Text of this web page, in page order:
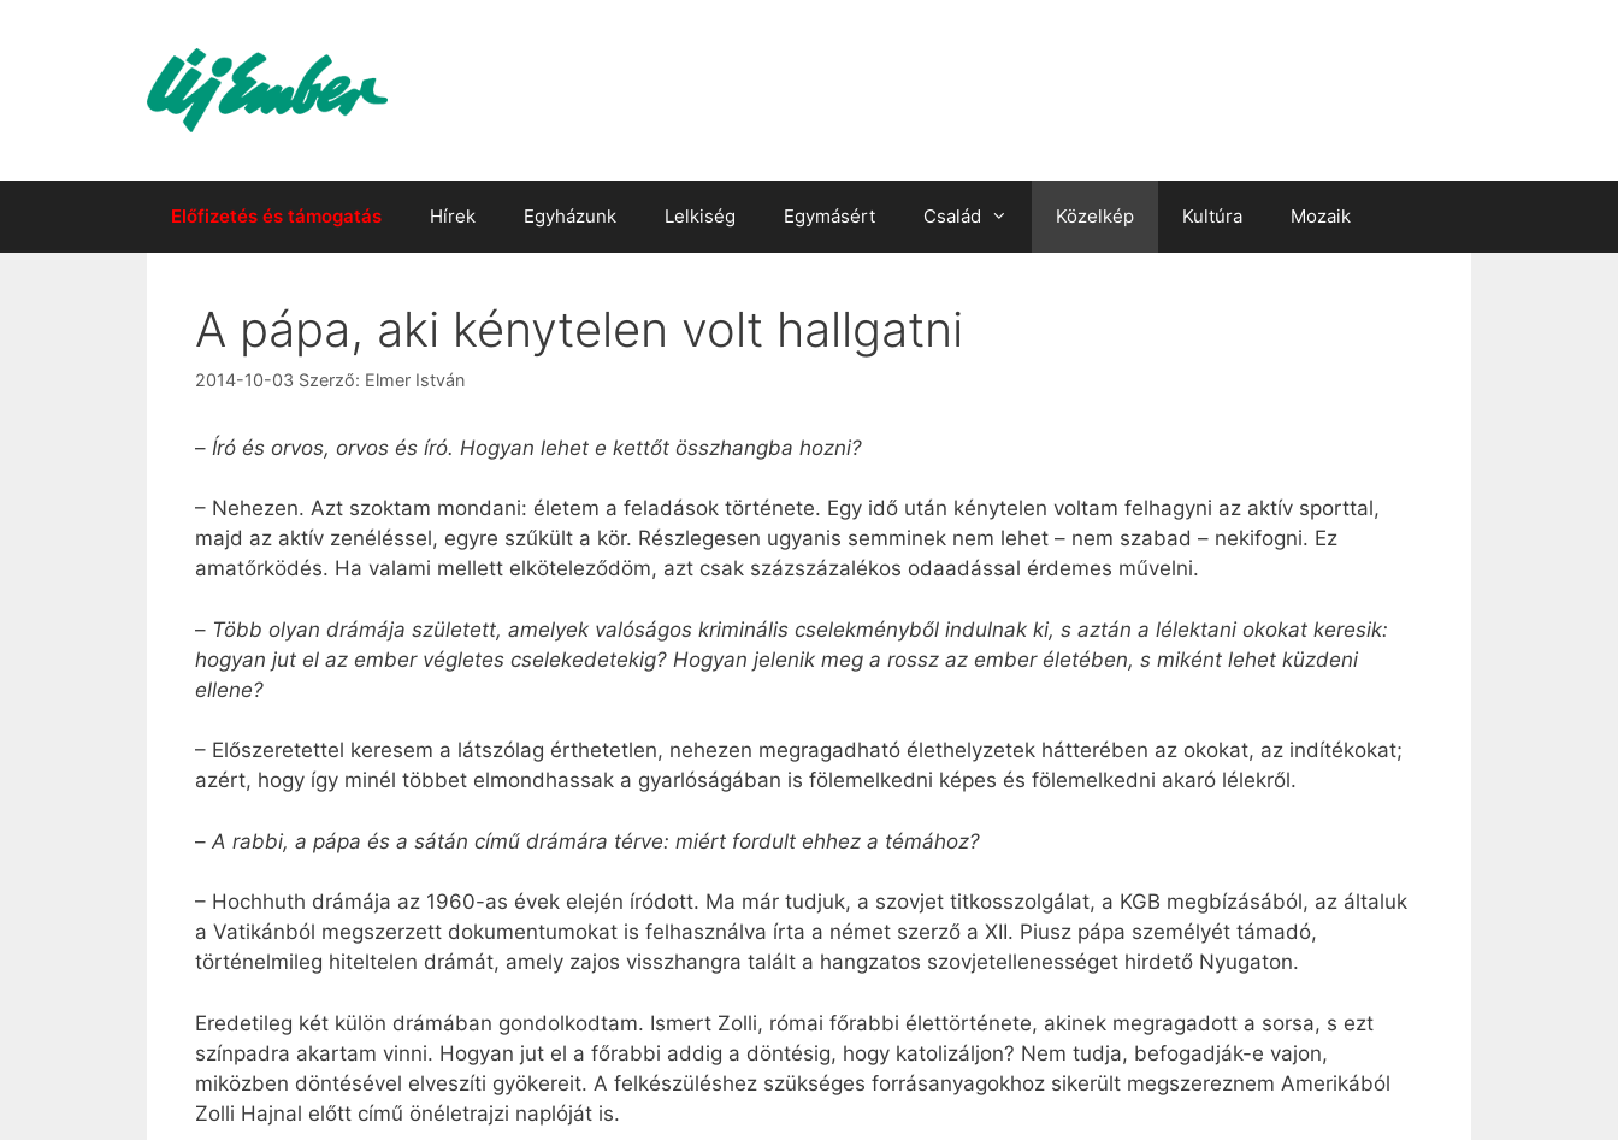
Előfizetés és támogatás Hírek Egyházunk Lelkiség Egymásért Család Közelkép Kultúra Mozaik
A pápa, aki kénytelen volt hallgatni
2014-10-03 Szerző: Elmer István
– Író és orvos, orvos és író. Hogyan lehet e kettőt összhangba hozni?
– Nehezen. Azt szoktam mondani: életem a feladások története. Egy idő után kénytelen voltam felhagyni az aktív sporttal,
majd az aktív zenéléssel, egyre szűkült a kör. Részlegesen ugyanis semminek nem lehet – nem szabad – nekifogni. Ez
amatőrködés. Ha valami mellett elköteleződöm, azt csak százszázalékos odaadással érdemes művelni.
– Több olyan drámája született, amelyek valóságos kriminális cselekményből indulnak ki, s aztán a lélektani okokat keresik:
hogyan jut el az ember végletes cselekedetekig? Hogyan jelenik meg a rossz az ember életében, s miként lehet küzdeni
ellene?
– Előszeretettel keresem a látszólag érthetetlen, nehezen megragadható élethelyzetek hátterében az okokat, az indítékokat;
azért, hogy így minél többet elmondhassak a gyarlóságában is fölemelkedni képes és fölemelkedni akaró lélekről.
– A rabbi, a pápa és a sátán című drámára térve: miért fordult ehhez a témához?
– Hochhuth drámája az 1960-as évek elején íródott. Ma már tudjuk, a szovjet titkosszolgálat, a KGB megbízásából, az általuk
a Vatikánból megszerzett dokumentumokat is felhasználva írta a német szerző a XII. Piusz pápa személyét támadó,
történelmileg hiteltelen drámát, amely zajos visszhangra talált a hangzatos szovjetellenességet hirdető Nyugaton.
Eredetileg két külön drámában gondolkodtam. Ismert Zolli, római főrabbi élettörténete, akinek megragadott a sorsa, s ezt
színpadra akartam vinni. Hogyan jut el a főrabbi addig a döntésig, hogy katolizáljon? Nem tudja, befogadják-e vajon,
miközben döntésével elveszíti gyökereit. A felkészüléshez szükséges forrásanyagokhoz sikerült megszereznem Amerikából
Zolli Hajnal előtt című önéletrajzi naplóját is.